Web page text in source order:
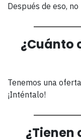
Después de eso,
¿Cuánto
Tenemos una
¡Inténtalo!
¿Tienen